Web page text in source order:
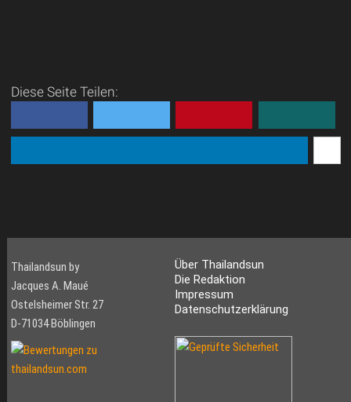
Diese Seite Teilen:
Thailandsun by
Jacques A. Maué
Ostelsheimer Str. 27
D-71034 Böblingen
Über Thailandsun
Die Redaktion
Impressum
Datenschutzerklärung